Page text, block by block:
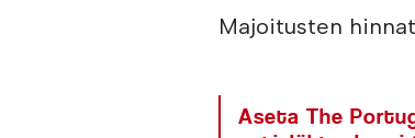
Majoitusten
Aseta The